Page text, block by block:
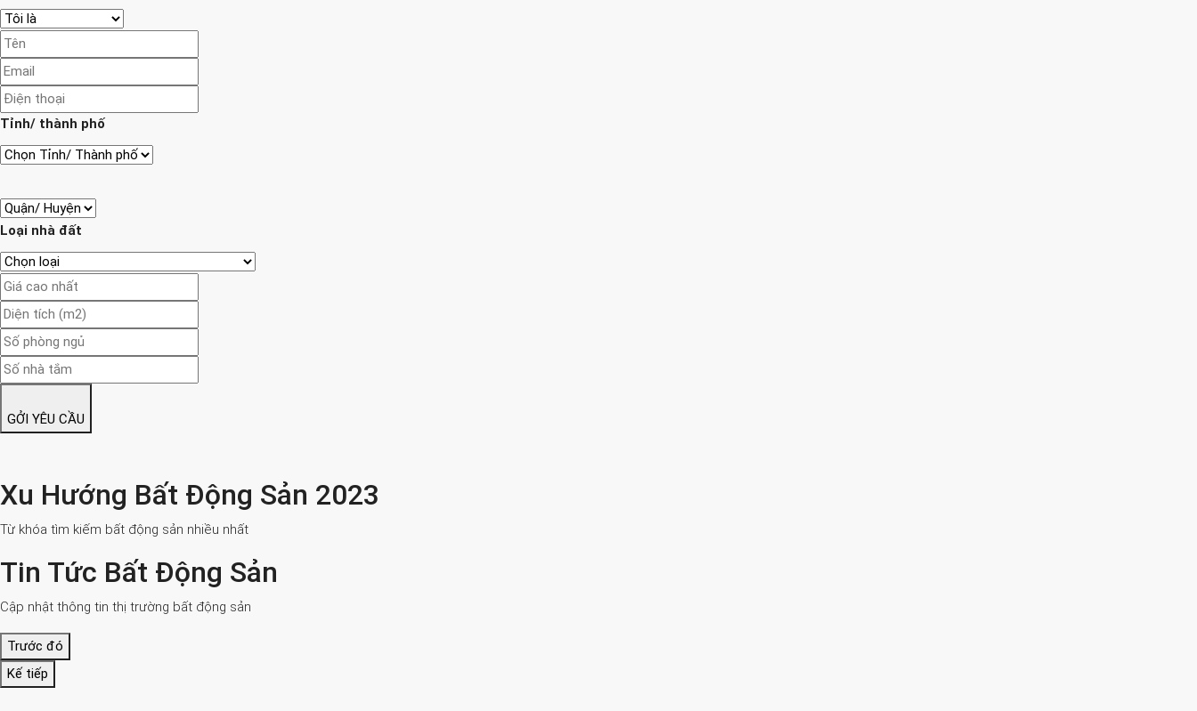
Tỉnh/ thành phố
Loại nhà đất
GỞI YÊU CẦU
Xu Hướng Bất Động Sản 2023
Từ khóa tìm kiếm bất động sản nhiều nhất
Tin Tức Bất Động Sản
Cập nhật thông tin thị trường bất động sản
Trước đó
Kế tiếp